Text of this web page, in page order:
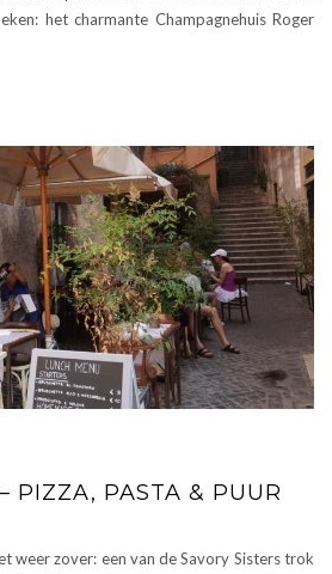
het charmante Champagnehuis Roger
PIZZA, PASTA & PUUR
weer zover: een van de Savory Sisters trok